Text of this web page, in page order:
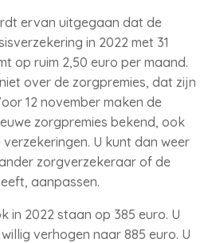
ervan uitgegaan dat de
in 2022 met 31
op ruim 2,50 euro per maand.
over de zorgpremies, dat zijn
12 november maken de
zorgpremies bekend, ook
U kunt dan weer
zorgverzekeraar of de
aanpassen.
in 2022 staan op 385 euro. U
verhogen naar 885 euro. U